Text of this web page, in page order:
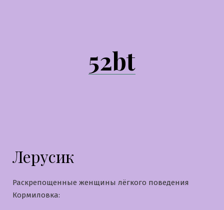
52bt
Лерусик
Раскрепощенные женщины лёгкого поведения
Кормиловка: